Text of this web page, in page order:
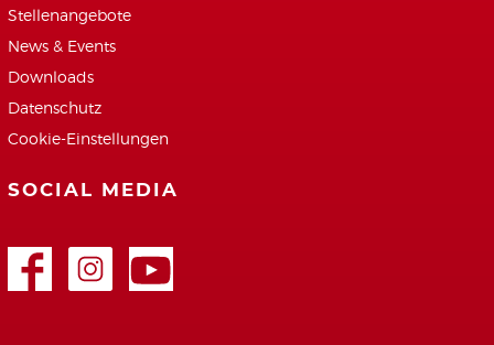
Stellenangebote
News & Events
Downloads
Datenschutz
Cookie-Einstellungen
SOCIAL MEDIA
Google+ Youtube